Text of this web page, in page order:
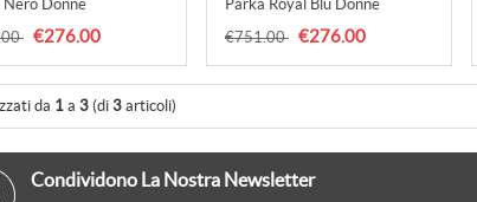
Nero Donne
€276.00
Parka Royal Blu Donne
€751.00 €276.00
da 1 a 3 (di 3 articoli)
Condividono La Nostra Newsletter